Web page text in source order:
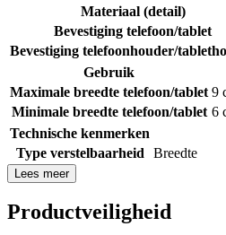
Materiaal (detail)
Bevestiging telefoon/tablet
Bevestiging telefoonhouder/
Gebruik
Maximale breedte telefoon/tablet 9
Minimale breedte telefoon/tablet 6
Technische kenmerken
Type verstelbaarheid
Breedte
Lees meer
Productveiligheid